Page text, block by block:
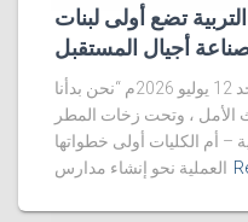
تضع أولى لبنات
أجيال المستقبل
إدارة العلاقات العامة والإعلام الأحد 12 يوليو 2026م “نحن بدأنا
الأمل ، وتحت زخات المطر
أم الكليات أولى خطواتها
العملية نحو إنشاء مدارس